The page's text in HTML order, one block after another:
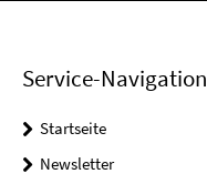
Service-Navigation
Startseite
Newsletter